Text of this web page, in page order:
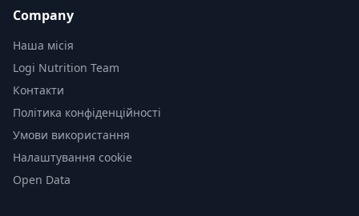
Company
Наша місія
Logi Nutrition Team
Контакти
Політика конфіденційності
Умови використання
Налаштування cookie
Open Data